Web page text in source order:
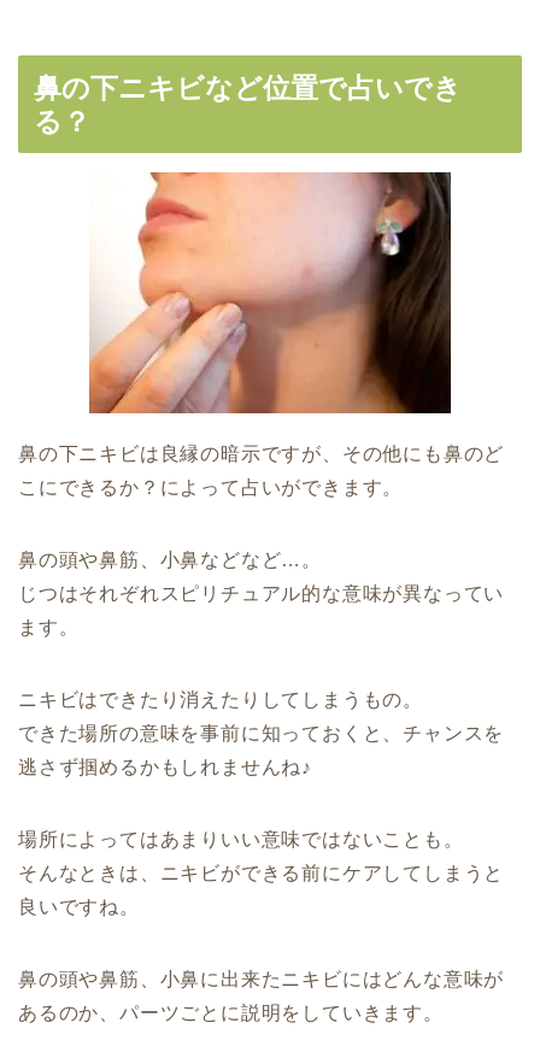
鼻の下ニキビなど位置で占いでき
る？
鼻の下ニキビは良縁の暗示ですが、その他にも鼻のど
こにできるか？によって占いができます。
鼻の頭や鼻筋、小鼻などなど…。
じつはそれぞれスピリチュアル的な意味が異なってい
ます。
ニキビはできたり消えたりしてしまうもの。
できた場所の意味を事前に知っておくと、チャンスを
逃さず掴めるかもしれませんね♪
場所によってはあまりいい意味ではないことも。
そんなときは、ニキビができる前にケアしてしまうと
良いですね。
鼻の頭や鼻筋、小鼻に出来たニキビにはどんな意味が
あるのか、パーツごとに説明をしていきます。